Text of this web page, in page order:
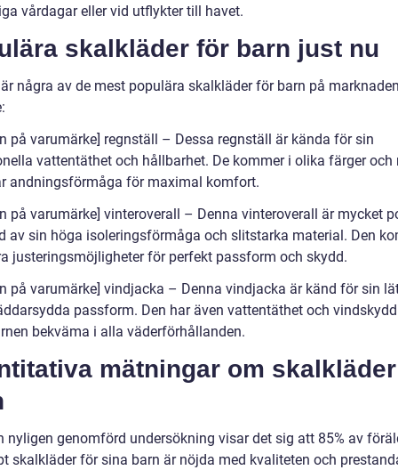
vårdagar eller vid utflykter till havet.
skalkläder för barn just nu
några av de mest populära skalkläder för barn på
på varumärke] regnställ – Dessa regnställ är kända för sin
vattentäthet och hållbarhet. De kommer i olika färger och
andningsförmåga för maximal komfort.
på varumärke] vinteroverall – Denna vinteroverall är mycket
av sin höga isoleringsförmåga och slitstarka material. Den
justeringsmöjligheter för perfekt passform och skydd.
på varumärke] vindjacka – Denna vindjacka är känd för sin
passform. Den har även vattentäthet och
bekväma i alla väderförhållanden.
mätningar om
nyligen genomförd undersökning visar det sig att 85% av
skalkläder för sina barn är nöjda med kvaliteten och